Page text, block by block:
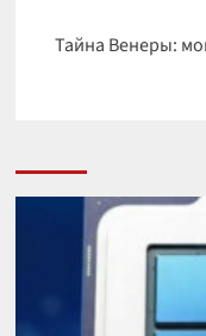
Тайна Венеры: